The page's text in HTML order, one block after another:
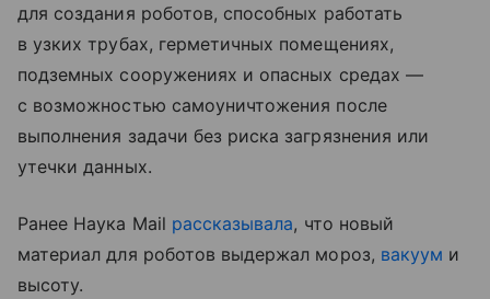
для создания роботов, способных работать
в узких трубах, герметичных помещениях,
подземных сооружениях и опасных средах —
с возможностью самоуничтожения после
выполнения задачи без риска загрязнения или
утечки данных.
Ранее Наука Mail рассказывала, что новый
материал для роботов выдержал мороз, вакуум и
высоту.